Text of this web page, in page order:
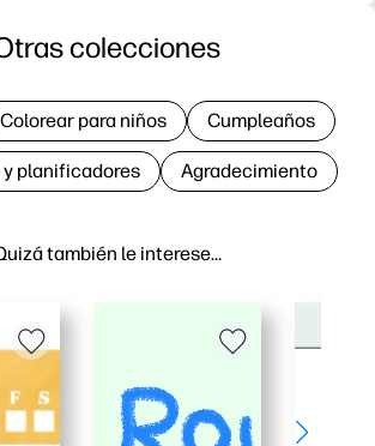
también le interese…
colecciones
Colorear para niños Cumpleaños
planificadores Agradecimiento